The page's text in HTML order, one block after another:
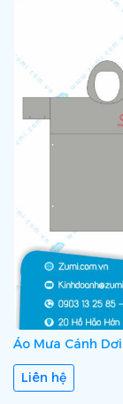
Áo Mưa Cánh
Liên hệ